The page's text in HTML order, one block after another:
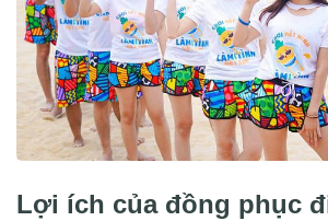
Lợi ích của đồng phục